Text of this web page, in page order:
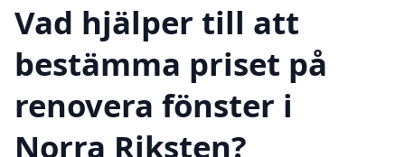
Vad hjälper till att
bestämma priset på
renovera fönster i
Norra Riksten?